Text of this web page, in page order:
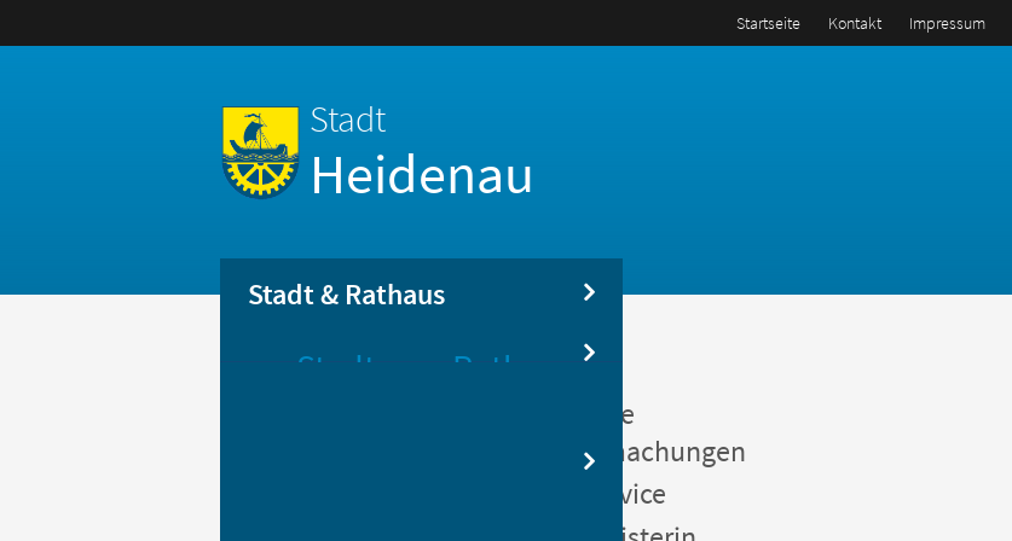
Startseite Kontakt Impressum
Stadt
Heidenau
Stadt & Rathaus
Stadt Rathaus
Öffentliche
Bekanntmachungen
Bürgerservice